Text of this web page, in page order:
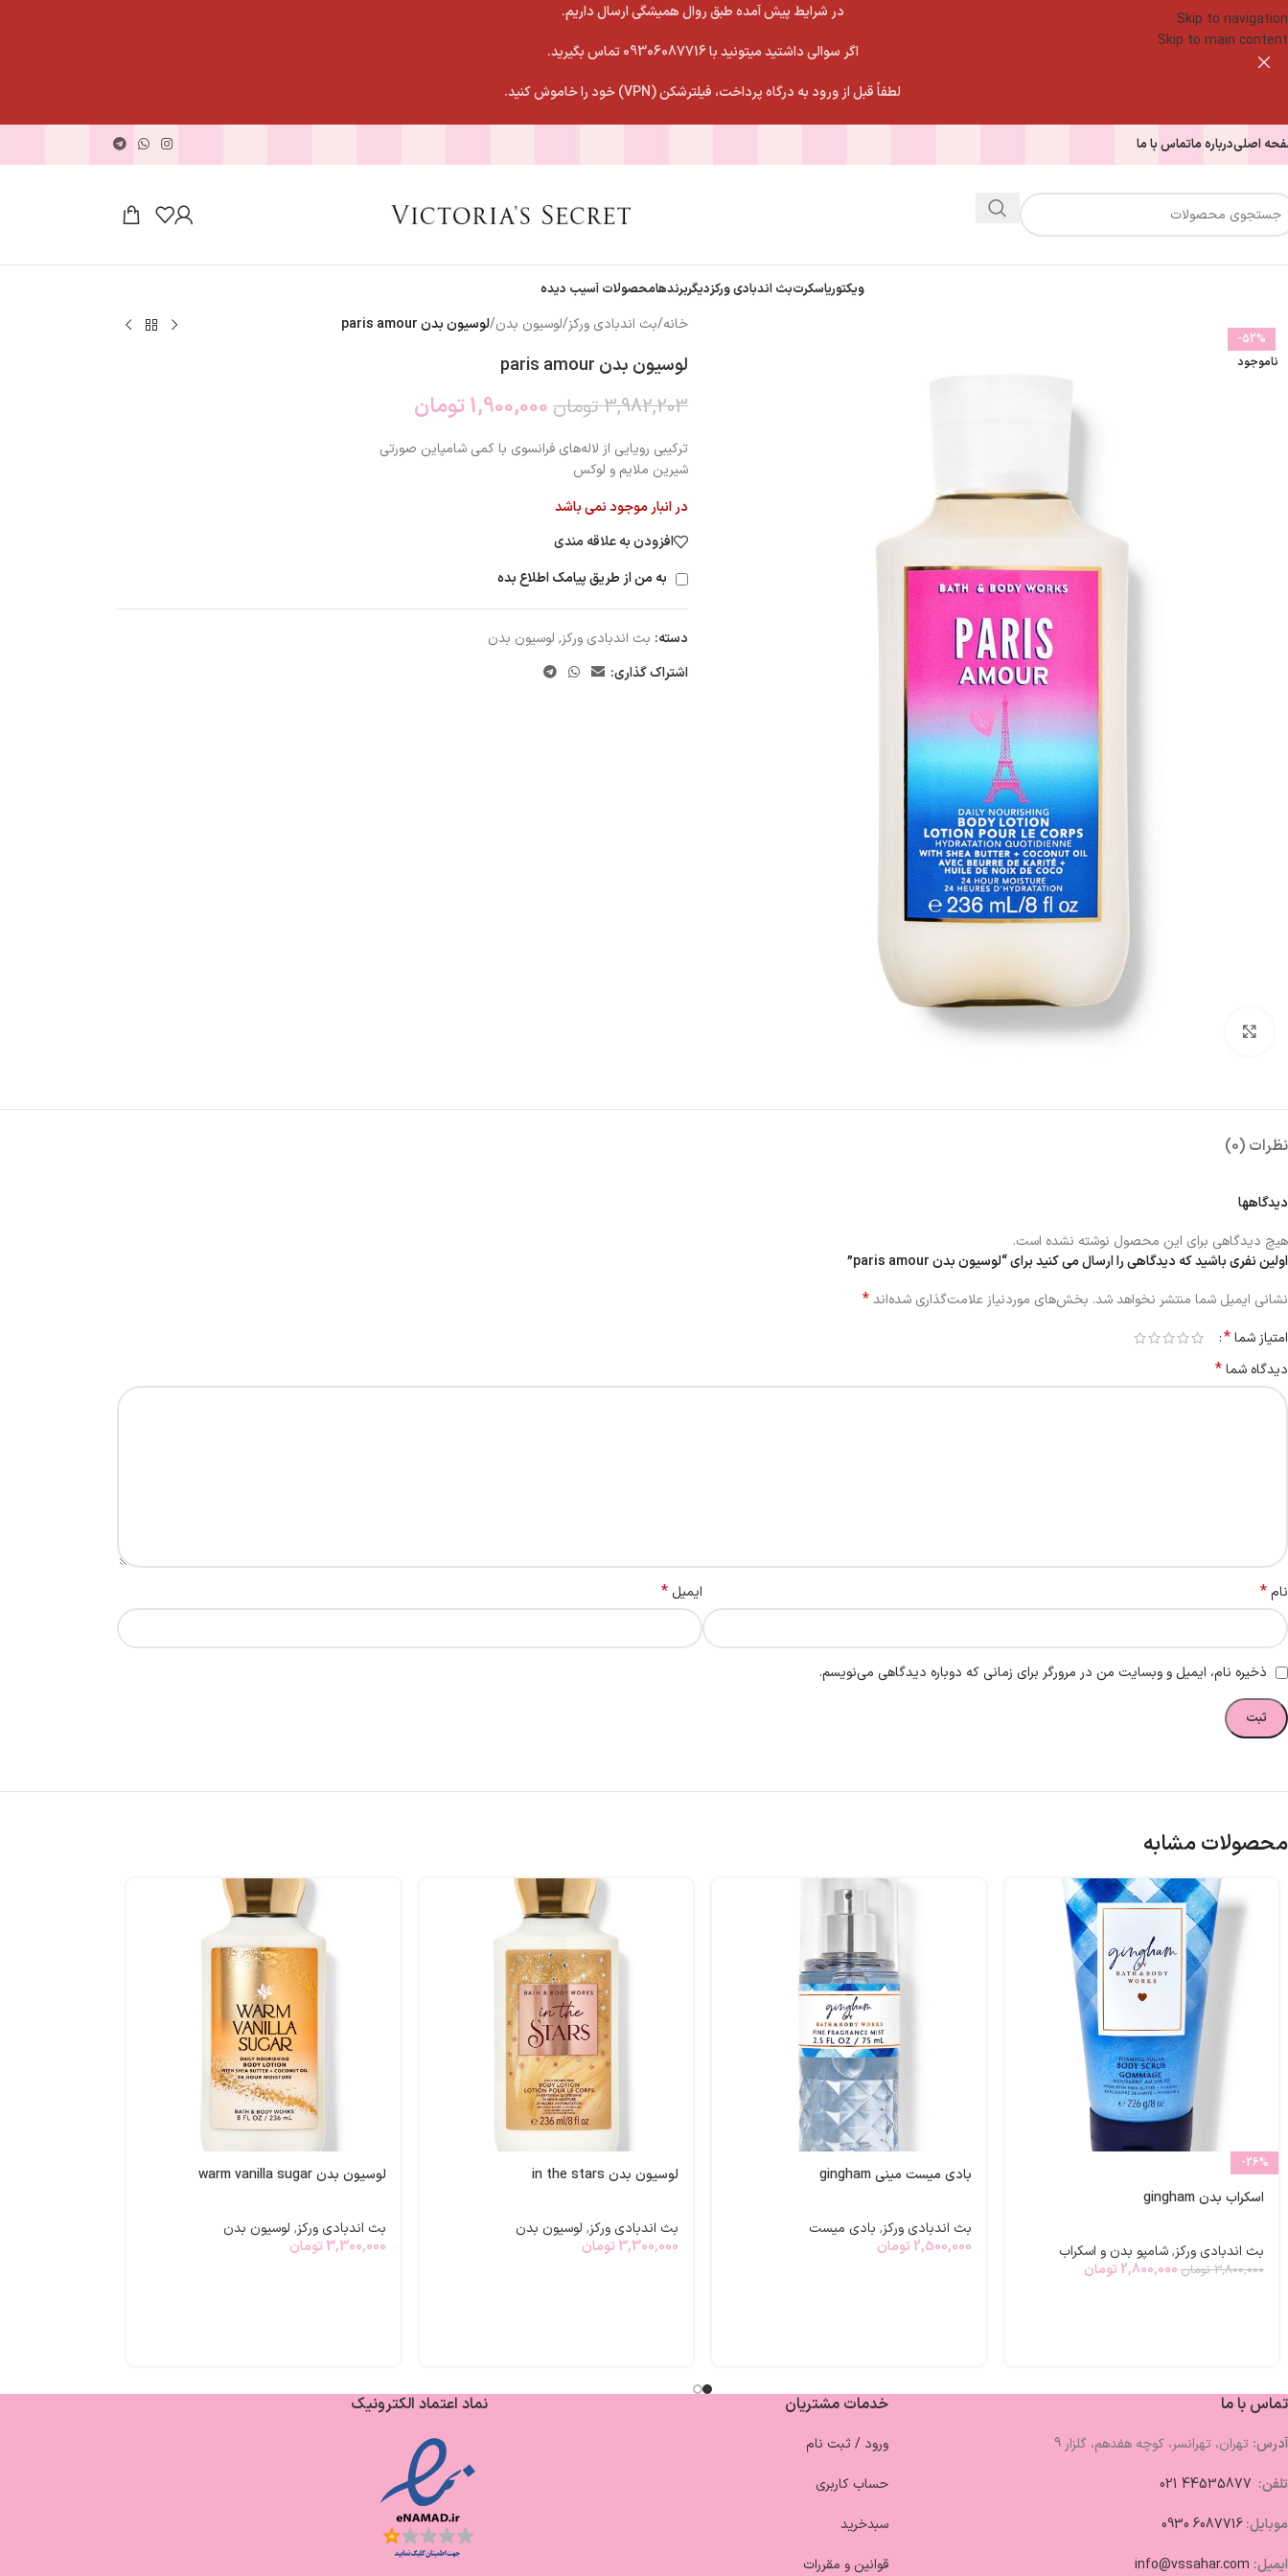
Skip to navigation
Skip to main content
در شرایط پیش آمده طبق روال همیشگی ارسال داریم.
اگر سوالی داشتید میتونید با 09306087716 تماس بگیرید.
لطفاً قبل از ورود به درگاه پرداخت، فیلترشکن (VPN) خود را خاموش کنید.
اصلیدرباره ماتماس با ما
ویکتوریاسکرتبث اندبادی ورکزدیگربرندهامحصولات آسیب دیده
-52%
ناموجود
خانه/بث اندبادی ورکز/لوسیون بدن/لوسیون بدن paris amour
لوسیون بدن paris amour
3,982,203 تومان 1,900,000 تومان
ترکیبی رویایی از لاله‌های فرانسوی با کمی شامپاین صورتی
شیرین ملایم و لوکس
در انبار موجود نمی باشد
افزودن به علاقه مندی
به من از طریق پیامک اطلاع بده
دسته: بث اندبادی ورکز, لوسیون بدن
اشتراک گذاری:
نظرات (0)
دیدگاهها
هیچ دیدگاهی برای این محصول نوشته نشده است.
اولین نفری باشید که دیدگاهی را ارسال می کنید برای “لوسیون بدن paris amour”
نشانی ایمیل شما منتشر نخواهد شد. بخش‌های موردنیاز علامت‌گذاری شده‌اند*
امتیاز شما*
دیدگاه شما*
نام* ایمیل *
ذخیره نام، ایمیل و وبسایت من در مرورگر برای زمانی که دوباره دیدگاهی می‌نویسم.
محصولات مشابه
-26%
اسکراب بدن gingham
بث اندبادی ورکز,شامپو بدن و اسکراب
3,800,000 تومان 2,800,000 تومان
بادی میست مینی gingham
بث اندبادی ورکز, بادی میست
2,500,000 تومان
لوسیون بدن in the stars
بث اندبادی ورکز, لوسیون بدن
3,300,000 تومان
لوسیون بدن warm vanilla sugar
بث اندبادی ورکز, لوسیون بدن
3,300,000 تومان
تماس با ما
آدرس: تهران، تهرانسر، کوچه هفدهم، گلزار 9
تلفن:
موبایل:6087716 0930
ایمیل: info@vssahar.com
خدمات مشتریان
ورود / ثبت نام
حساب کاربری
سبدخرید
قوانین و مقررات
نماد اعتماد الکترونیک